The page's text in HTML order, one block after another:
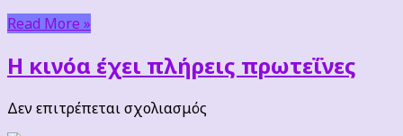
Read More »
Η κινόα έχει πλήρεις πρωτεΐνες
Δεν επιτρέπεται σχολιασμός